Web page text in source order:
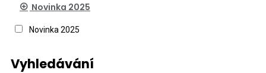
Novinka 2025
Novinka 2025
Vyhledávání